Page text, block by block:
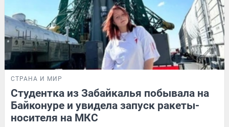
СТРАНА И МИР
Студентка из Забайкалья побывала на
Байконуре и увидела запуск ракеты-
носителя на МКС